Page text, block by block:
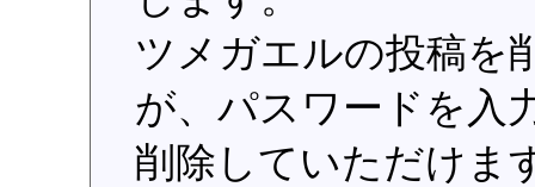
ツメガエルの投稿を
が、パスワードを入
削除していただけま